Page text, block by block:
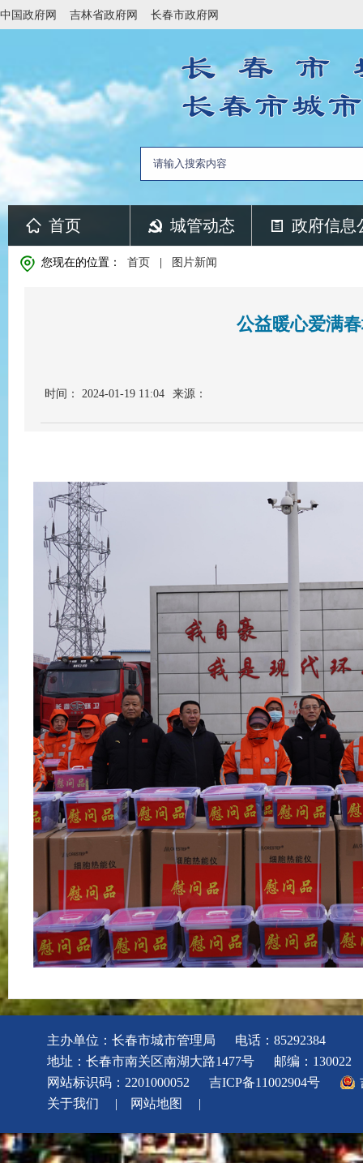
中国政府网 吉林省政府网 长春市政府网
首页 城管动态 政府信息
您现在的位置： 首页 图片新闻
公益暖心爱满
时间： 2024-01-19 11:04 来源：
主办单位：长春市城市管理局
电话：85292384
地址：长春市南关区南湖大路1477号
邮编：130022
网站标识码：2201000052
吉ICP备11002904号
关于我们
| 网站地图 |